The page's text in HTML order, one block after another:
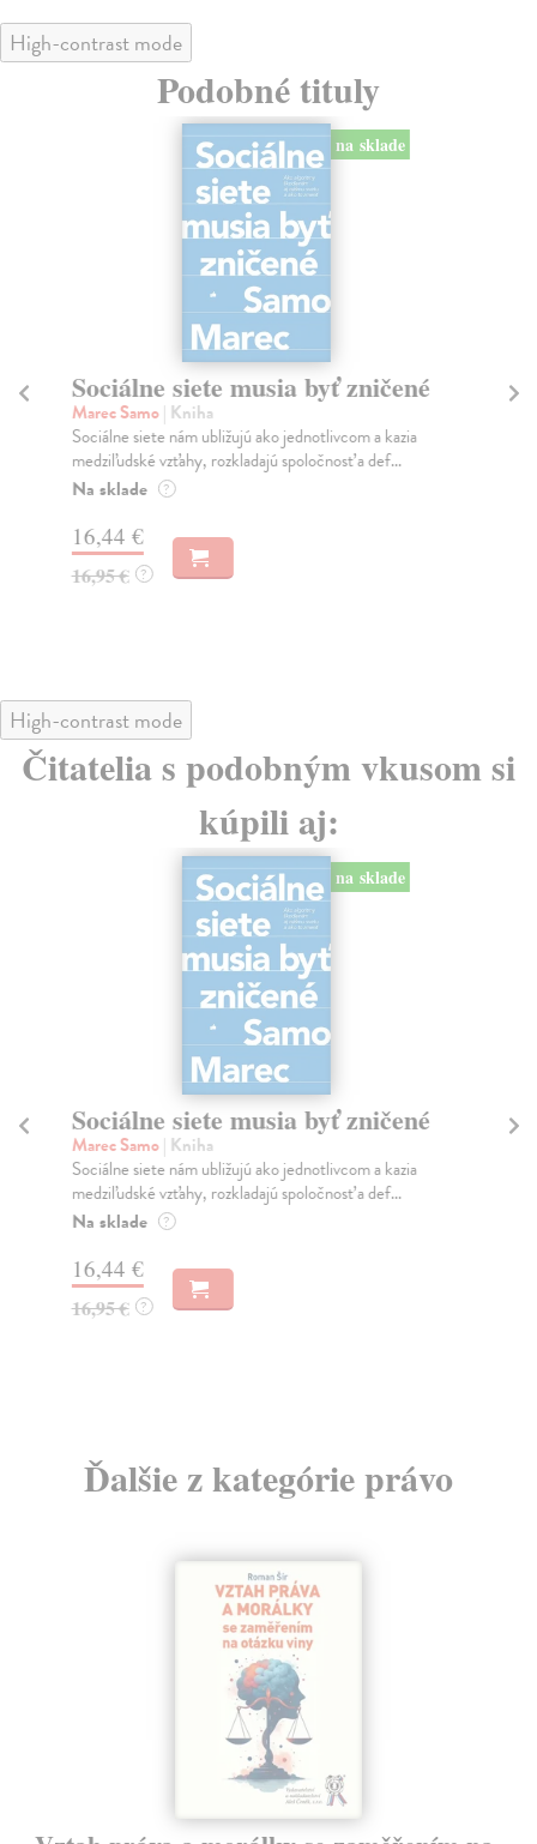
High-contrast mode
Podobné tituly
na sklade
Sociálne siete musia byť zničené
Marec Samo| Kniha
Sociálne siete nám ubližujú ako jednotlivcom a kazia
medziľudské vzťahy, rozkladajú spoločnosť a def...
Na sklade ?
16,44 €
16,95 € ?
High-contrast mode
Čitatelia s podobným vkusom si
kúpili aj:
na sklade
Sociálne siete musia byť zničené
Marec Samo| Kniha
Sociálne siete nám ubližujú ako jednotlivcom a kazia
medziľudské vzťahy, rozkladajú spoločnosť a def...
Na sklade ?
16,44 €
16,95 € ?
Ďalšie z kategórie právo